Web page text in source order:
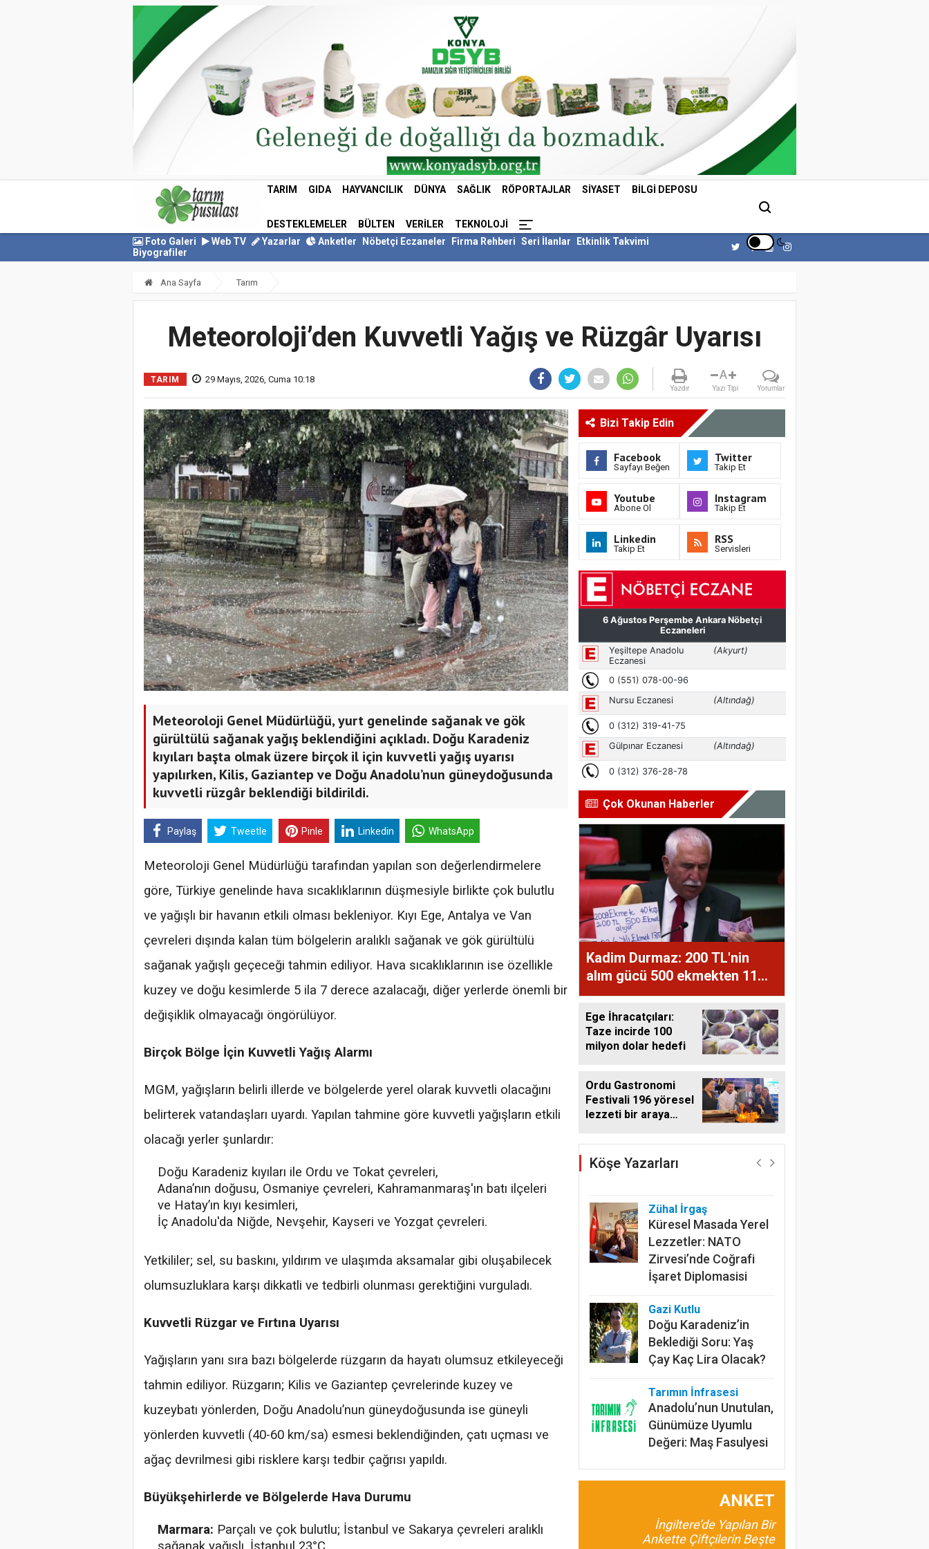
TARIM GIDA HAYVANCILIK DÜNYA SAĞLIK RÖPORTAJLAR SIYASET BILGI DEPOSU
DESTEKLEMELER BÜLTEN VERILER
TEKNOLOJI
Foto Galeri
Web TV Yazarlar Anketler Nöbetçi Eczaneler Firma Rehberi Seri İlanlar
Etkinlik Takvimi
Biyografiler
Ana Sayfa Tarım
Meteoroloji’den Kuvvetli Yağış ve Rüzgâr Uyarısı
TARIM 29 Mayıs, 2026, Cuma 10:18
Yazdır
A
Yazı Tipi Yorumlar
Meteoroloji Genel Müdürlüğü, yurt genelinde sağanak ve gök
gürültülü sağanak yağış beklendiğini açıkladı. Doğu Karadeniz
kıyıları başta olmak üzere birçok il için kuvvetli yağış uyarısı
yapılırken, Kilis, Gaziantep ve Doğu Anadolu’nun güneydoğusunda
kuvvetli rüzgâr beklendiği bildirildi.
Paylaş Tweetle Pinle Linkedin WhatsApp
Meteoroloji Genel Müdürlüğü tarafından yapılan son değerlendirmelere
göre, Türkiye genelinde hava sıcaklıklarının düşmesiyle birlikte çok bulutlu
ve yağışlı bir havanın etkili olması bekleniyor. Kıyı Ege, Antalya ve Van
çevreleri dışında kalan tüm bölgelerin aralıklı sağanak ve gök gürültülü
sağanak yağışlı geçeceği tahmin ediliyor. Hava sıcaklıklarının ise özellikle
kuzey ve doğu kesimlerde 5 ila 7 derece azalacağı, diğer yerlerde önemli bir
değişiklik olmayacağı öngörülüyor.
Birçok Bölge İçin Kuvvetli Yağış Alarmı
MGM, yağışların belirli illerde ve bölgelerde yerel olarak kuvvetli olacağını
belirterek vatandaşları uyardı. Yapılan tahmine göre kuvvetli yağışların etkili
olacağı yerler şunlardır:
Doğu Karadeniz kıyıları ile Ordu ve Tokat çevreleri,
Adana’nın doğusu, Osmaniye çevreleri, Kahramanmaraş'ın batı ilçeleri
ve Hatay’ın kıyı kesimleri,
İç Anadolu'da Niğde, Nevşehir, Kayseri ve Yozgat çevreleri.
Yetkililer; sel, su baskını, yıldırım ve ulaşımda aksamalar gibi oluşabilecek
olumsuzluklara karşı dikkatli ve tedbirli olunması gerektiğini vurguladı.
Kuvvetli Rüzgar ve Fırtına Uyarısı
Yağışların yanı sıra bazı bölgelerde rüzgarın da hayatı olumsuz etkileyeceği
tahmin ediliyor. Rüzgarın; Kilis ve Gaziantep çevrelerinde kuzey ve
kuzeybatı yönlerden, Doğu Anadolu’nun güneydoğusunda ise güneyli
yönlerden kuvvetli (40-60 km/sa) esmesi beklendiğinden, çatı uçması ve
ağaç devrilmesi gibi risklere karşı tedbir çağrısı yapıldı.
Büyükşehirlerde ve Bölgelerde Hava Durumu
Marmara: Parçalı ve çok bulutlu; İstanbul ve Sakarya çevreleri aralıklı
Bizi Takip Edin
Facebook
Sayfayı Beğen
Twitter
Takip Et
Youtube
Abone Ol
Instagram
Takip Et
Linkedin
Takip Et
RSS
Servisleri
Çok Okunan Haberler
Kadim Durmaz: 200 TL'nin
alım gücü 500 ekmekten 11
ekmeğe düştü
Ege İhracatçıları:
Taze incirde 100
milyon dolar hedefi
Ordu Gastronomi
Festivali 196 yöresel
lezzeti bir araya
Köşe Yazarları
Harun Göksel
Doğal, İzlenebilir ve
Sürdürülebilir
Küresel Masada Yerel
Lezzetler: NATO
İşaret Diplomasisi
Gazi Kutlu
Doğu Karadeniz’in
Beklediği Soru: Yaş
Tarımın İnfrasesi
Anadolu’nun Unutulan,
Günümüze Uyumlu
Prof.Dr. Bülent
Gülçubuk
Şura Kararlarının
İnsan ve Kalkınma
Odaklı Olması da
Umut Özdil
Tarımda Havza
ANKET
İngiltere’de Yapılan Bir
Ankette Çiftçilerin Beşte